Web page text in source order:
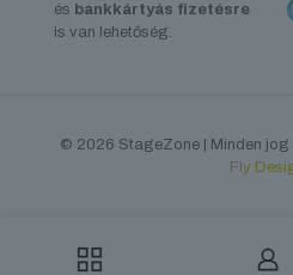
és bankkártyás fizetésre
is van lehetőség.
© 2026 StageZone | Minden jog
Fly